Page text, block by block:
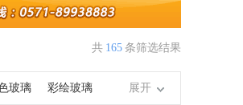
共 165 条筛选结果
玻璃 彩绘玻璃 展开